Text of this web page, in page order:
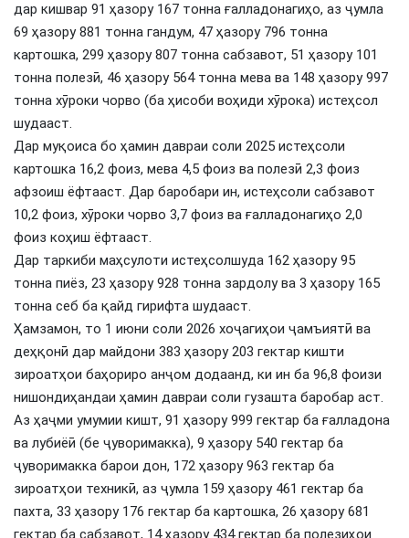
дар кишвар 91 ҳазору 167 тонна ғалладонагиҳо, аз ҷумла
69 ҳазору 881 тонна гандум, 47 ҳазору 796 тонна
картошка, 299 ҳазору 807 тонна сабзавот, 51 ҳазору 101
тонна полезӣ, 46 ҳазору 564 тонна мева ва 148 ҳазору 997
тонна хӯроки чорво (ба ҳисоби воҳиди хӯрока) истеҳсол
шудааст.
Дар муқоиса бо ҳамин давраи соли 2025 истеҳсоли
картошка 16,2 фоиз, мева 4,5 фоиз ва полезӣ 2,3 фоиз
афзоиш ёфтааст. Дар баробари ин, истеҳсоли сабзавот
10,2 фоиз, хӯроки чорво 3,7 фоиз ва ғалладонагиҳо 2,0
фоиз коҳиш ёфтааст.
Дар таркиби маҳсулоти истеҳсолшуда 162 ҳазору 95
тонна пиёз, 23 ҳазору 928 тонна зардолу ва 3 ҳазору 165
тонна себ ба қайд гирифта шудааст.
Ҳамзамон, то 1 июни соли 2026 хоҷагиҳои ҷамъиятӣ ва
деҳқонӣ дар майдони 383 ҳазору 203 гектар кишти
зироатҳои баҳориро анҷом додаанд, ки ин ба 96,8 фоизи
нишондиҳандаи ҳамин давраи соли гузашта баробар аст.
Аз ҳаҷми умумии кишт, 91 ҳазору 999 гектар ба ғалладона
ва лубиёӣ (бе ҷуворимакка), 9 ҳазору 540 гектар ба
ҷуворимакка барои дон, 172 ҳазору 963 гектар ба
зироатҳои техникӣ, аз ҷумла 159 ҳазору 461 гектар ба
пахта, 33 ҳазору 176 гектар ба картошка, 26 ҳазору 681
гектар ба сабзавот, 14 ҳазору 434 гектар ба полезиҳои